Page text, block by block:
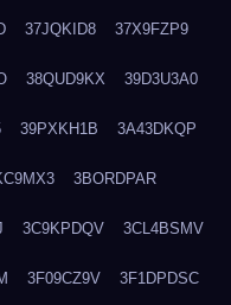
37JQKID8 37X9FZP9
38QUD9KX 39D3U3A0
39PXKH1B 3A43DKQP
3BORDPAR
3C9KPDQV 3CL4BSMV
3F09CZ9V 3F1DPDSC